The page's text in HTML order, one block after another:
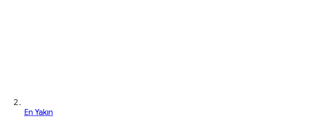
En Yakın